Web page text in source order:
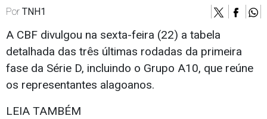
Por TNH1
A CBF divulgou na sexta-feira (22) a tabela
detalhada das três últimas rodadas da primeira
fase da Série D, incluindo o Grupo A10, que reúne
os representantes alagoanos.
LEIA TAMBÉM